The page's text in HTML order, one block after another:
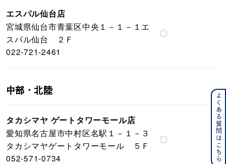
エスパル仙台店
宮城県仙台市青葉区中央１－１－１エ
スパル仙台 ２Ｆ
022-721-2461
〇
中部・北陸
タカシマヤ ゲートタワーモール店
愛知県名古屋市中村区名駅１－１－３
タカシマヤゲートタワーモール ５Ｆ
052-571-0734
〇 よくある質問はこちら